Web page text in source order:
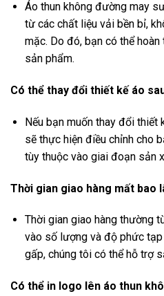
Áo thun không đường may
từ các chất liệu vải bền bỉ,
mặc. Do đó, bạn có thể
sản phẩm.
Có thể thay đổi thiết kế áo
Nếu bạn muốn thay đổi thiết
sẽ thực hiện điều chỉnh cho
tùy thuộc vào giai đoạn sản
Thời gian giao hàng mất bao
Thời gian giao hàng thường
vào số lượng và độ phức
gấp, chúng tôi có thể hỗ trợ
Có thể in logo lên áo thun